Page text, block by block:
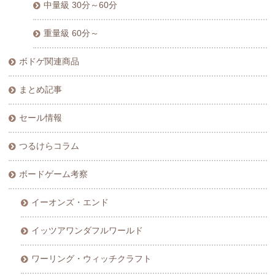
中量級 30分～60分
重量級 60分～
ボドゲ関連商品
まとめ記事
セール情報
つるけらコラム
ボードゲーム考察
イーオンズ・エンド
イッツアワンダフルワールド
ワーリング・ウィッチクラフト